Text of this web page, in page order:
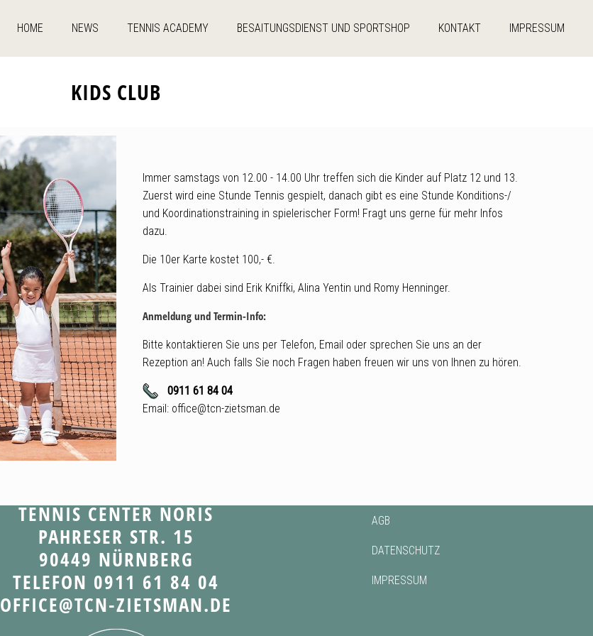
HOME NEWS TENNIS ACADEMY BESAITUNGSDIENST UND SPORTSHOP KONTAKT IMPRESSUM
KIDS CLUB
Immer samstags von 12.00 - 14.00 Uhr treffen sich die Kinder auf Platz 12 und 13.
Zuerst wird eine Stunde Tennis gespielt, danach gibt es eine Stunde Konditions-/
und Koordinationstraining in spielerischer Form! Fragt uns gerne für mehr Infos
dazu.
Die 10er Karte kostet 100,- €.
Als Trainier dabei sind Erik Kniffki, Alina Yentin und Romy Henninger.
Anmeldung und Termin-Info:
Bitte kontaktieren Sie uns per Telefon, Email oder sprechen Sie uns an der
Rezeption an! Auch falls Sie noch Fragen haben freuen wir uns von Ihnen zu hören.
0911 61 84 04
Email: office@tcn-zietsman.de
TENNIS CENTER NORIS
PAHRESER STR. 15
90449 NÜRNBERG
TELEFON 0911 61 84 04
OFFICE@TCN-ZIETSMAN.DE
AGB
DATENSCHUTZ
IMPRESSUM